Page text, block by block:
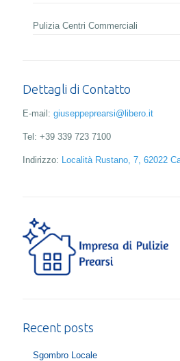
Pulizia Centri Commerciali
Dettagli di Contatto
E-mail: giuseppeprearsi@libero.it
Tel: +39 339 723 7100
Indirizzo: Località Rustano, 7, 62022
Recent posts
Sgombro Locale